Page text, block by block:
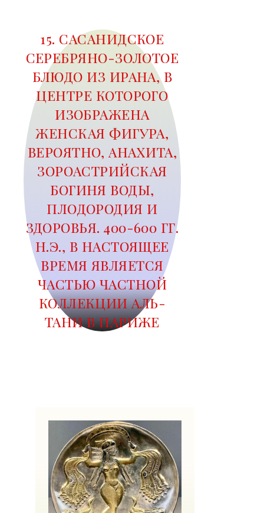
15. САСАНИДСКОЕ
СЕРЕБРЯНО-ЗОЛОТОЕ
БЛЮДО ИЗ ИРАНА, В
ЦЕНТРЕ КОТОРОГО
ИЗОБРАЖЕНА
ЖЕНСКАЯ ФИГУРА,
ВЕРОЯТНО, АНАХИТА,
ЗОРОАСТРИЙСКАЯ
БОГИНЯ ВОДЫ,
ПЛОДОРОДИЯ И
ЗДОРОВЬЯ. 400-600 ГГ.
Н.Э., В НАСТОЯЩЕЕ
ВРЕМЯ ЯВЛЯЕТСЯ
ЧАСТЬЮ ЧАСТНОЙ
КОЛЛЕКЦИИ АЛЬ-
ТАНИ В ПАРИЖЕ